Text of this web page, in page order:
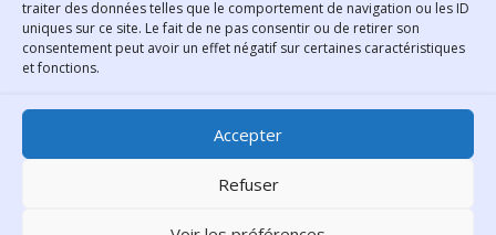
traiter des données telles que le comportement de navigation ou les ID
uniques sur ce site. Le fait de ne pas consentir ou de retirer son
consentement peut avoir un effet négatif sur certaines caractéristiques
et fonctions.
Accepter
Refuser
Bibliothèque municipale de
Lyon
30 Boulevard Vivier-Merle